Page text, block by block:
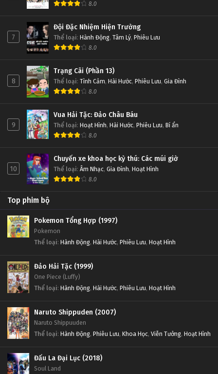
8.0
7
Đội Đặc Nhiệm Hiện Trường
Thể loại: Hành Động, Tâm Lý, Phiêu Lưu
8.0
8
Trạng Cãi (Phần 13)
Thể loại: Tình Cảm, Hài Hước, Phiêu Lưu, Gia Đình
8.0
9
Vua Hải Tặc: Đảo Châu Báu
Thể loại: Hoạt Hình, Hài Hước, Phiêu Lưu, Bí ẩn
8.0
10
Chuyến xe khoa học kỳ thú: Các múi giờ
Thể loại: Âm Nhạc, Gia Đình, Hoạt Hình
8.0
Top phim bộ
Pokemon Tổng Hợp (1997)
Pokemon
Thể loại: Hành Động, Hài Hước, Phiêu Lưu, Hoạt Hình
Đảo Hải Tặc (1999)
One Piece (Luffy)
Thể loại: Hành Động, Hài Hước, Phiêu Lưu, Hoạt Hình
Naruto Shippuden (2007)
Naruto Shippuuden
Thể loại: Hành Động, Phiêu Lưu, Khoa Học, Viễn Tưởng, Hoạt Hình
Đấu La Đại Lục (2018)
Soul Land